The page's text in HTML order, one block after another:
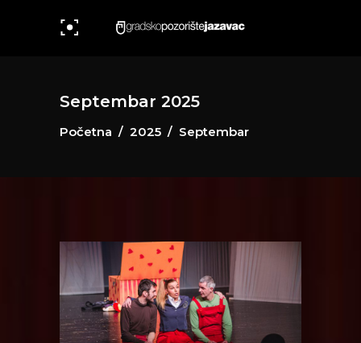
Septembar 2025
Početna / 2025 / Septembar